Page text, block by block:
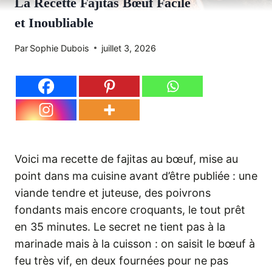
et Inoubliable
Par Sophie Dubois juillet 3, 2026
Voici ma recette de fajitas au bœuf, mise au
point dans ma cuisine avant d’être publiée : une
viande tendre et juteuse, des poivrons
fondants mais encore croquants, le tout prêt
en 35 minutes. Le secret ne tient pas à la
marinade mais à la cuisson : on saisit le bœuf à
feu très vif, en deux fournées pour ne pas